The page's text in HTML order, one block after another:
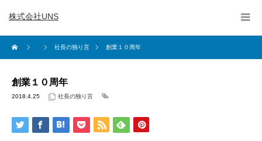
株式会社UNS
社長の独り言 創業１０周年
創業１０周年
2018.4.25 社長の独り言